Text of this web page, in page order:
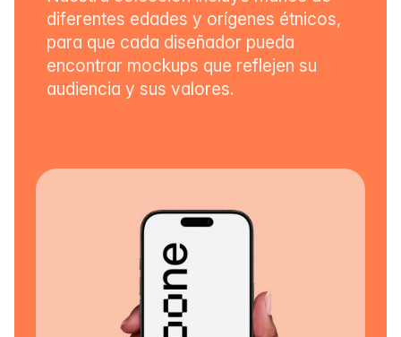
diferentes edades y orígenes étnicos,
para que cada diseñador pueda
encontrar mockups que reflejen su
audiencia y sus valores.